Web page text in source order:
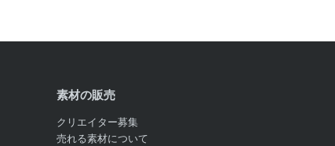
素材の販売
クリエイター募集
売れる素材について